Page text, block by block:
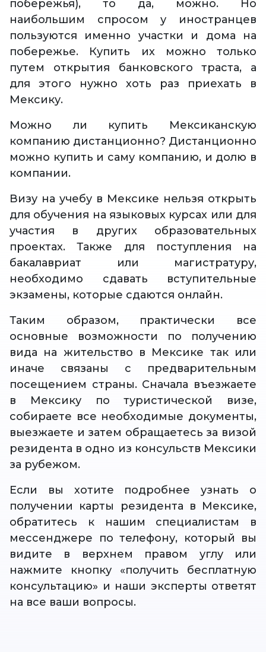
побережья), то да, можно. Но
наибольшим спросом у иностранцев
пользуются именно участки и дома на
побережье. Купить их можно только
путем открытия банковского траста, а
для этого нужно хоть раз приехать в
Мексику.
Можно ли купить Мексиканскую
компанию дистанционно? Дистанционно
можно купить и саму компанию, и долю в
компании.
Визу на учебу в Мексике нельзя открыть
для обучения на языковых курсах или для
участия в других образовательных
проектах. Также для поступления на
бакалавриат или магистратуру,
необходимо сдавать вступительные
экзамены, которые сдаются онлайн.
Таким образом, практически все
основные возможности по получению
вида на жительство в Мексике так или
иначе связаны с предварительным
посещением страны. Сначала въезжаете
в Мексику по туристической визе,
собираете все необходимые документы,
выезжаете и затем обращаетесь за визой
резидента в одно из консульств Мексики
за рубежом.
Если вы хотите подробнее узнать о
получении карты резидента в Мексике,
обратитесь к нашим специалистам в
мессенджере по телефону, который вы
видите в верхнем правом углу или
нажмите кнопку «получить бесплатную
консультацию» и наши эксперты ответят
на все ваши вопросы.